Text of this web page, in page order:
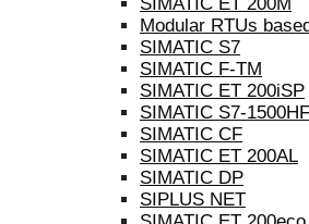
Modular RTUs
SIMATIC S7
SIMATIC F-TM
SIMATIC ET 200iSP
SIMATIC S7-1500HF
SIMATIC CF
SIMATIC ET 200AL
SIMATIC DP
SIPLUS NET